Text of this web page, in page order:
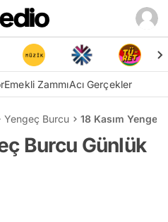
Emekli ZammıAcı Gerçekler
Yengeç Burcu 18 Kasım
Burcu Günlük